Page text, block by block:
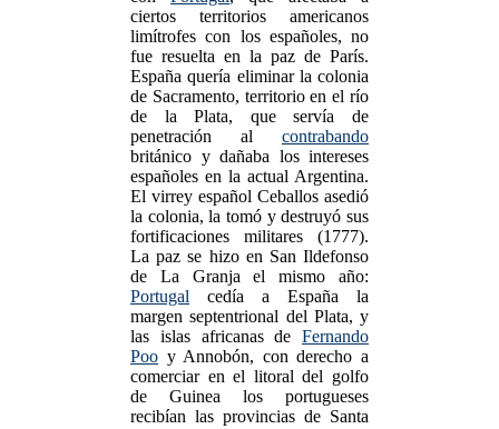
ciertos territorios americanos
limítrofes con los españoles, no
fue resuelta en la paz de París.
España quería eliminar la colonia
de Sacramento, territorio en el río
de la Plata, que servía de
penetración al contrabando
británico y dañaba los intereses
españoles en la actual Argentina.
El virrey español Ceballos asedió
la colonia, la tomó y destruyó sus
fortificaciones militares (1777).
La paz se hizo en San Ildefonso
de La Granja el mismo año:
Portugal cedía a España la
margen septentrional del Plata, y
las islas africanas de Fernando
Poo y Annobón, con derecho a
comerciar en el litoral del golfo
de Guinea los portugueses
recibían las provincias de Santa